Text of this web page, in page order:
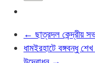
← ছাত্রদ‌ল কেন্দ্রীয়
ধামইরহাটে বঙ্গবন্ধু